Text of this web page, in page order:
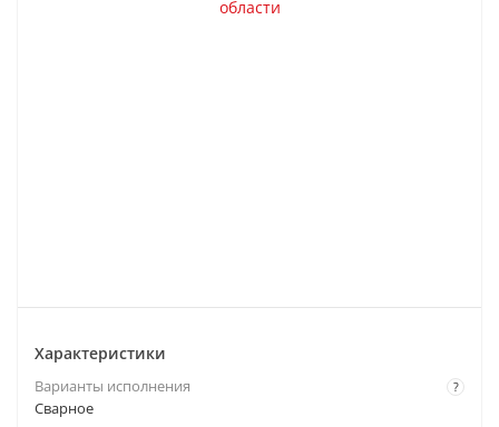
Характеристики
?
Варианты исполнения
Сварное